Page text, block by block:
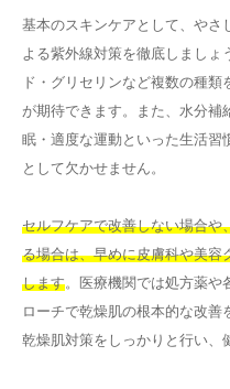
基本のスキンケアとして、やさ
よる紫外線対策を徹底しましょ
ド・グリセリンなど複数の種
が期待できます。また、水分
眠・適度な運動といった生活習
として欠かせません。
セルフケアで改善しない場合や
る場合は、早めに皮膚科や美容
します。医療機関では処方薬や
ローチで乾燥肌の根本的な改
乾燥肌対策をしっかりと行い、